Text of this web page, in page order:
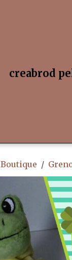
creabrod
Boutique